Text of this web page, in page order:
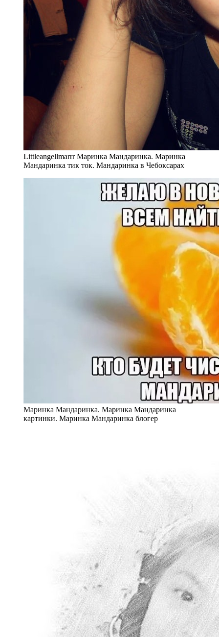
Littleangellmarrr Маринка Мандаринка. Маринка
Мандаринка тик ток. Мандаринка в Чебоксарах
Маринка Мандаринка. Маринка Мандаринка
картинки. Маринка Мандаринка блогер